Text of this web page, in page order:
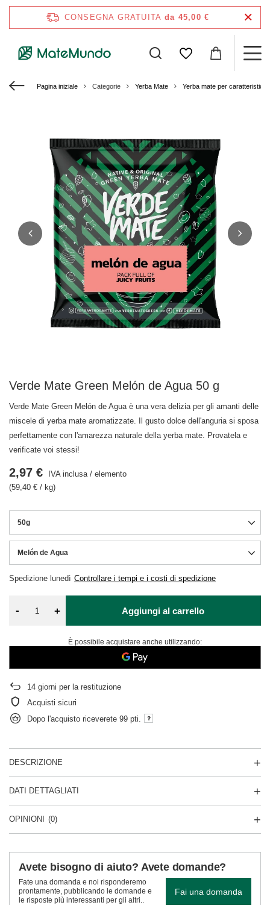
CONSEGNA GRATUITA da 45,00 €
Pagina iniziale Categorie Yerba Mate Yerba mate per caratteristiche
Verde Mate Green Melón de Agua 50 g
Verde Mate Green Melón de Agua è una vera delizia per gli amanti delle
miscele di yerba mate aromatizzate. Il gusto dolce dell'anguria si sposa
perfettamente con l'amarezza naturale della yerba mate. Provatela e
verificate voi stessi!
50g
Melón de Agua
Spedizione lunedì Controllare i tempi e i costi di spedizione
2,97 € IVA inclusa/ elemento
(59,40 € / kg)
- + Aggiungi al carrello
È possibile acquistare anche utilizzando:
14 giorni per la restituzione
Acquisti sicuri
Dopo l'acquisto riceverete 99 pti.
DESCRIZIONE
DATI DETTAGLIATI
OPINIONI (0)
Avete bisogno di aiuto? Avete domande?
Fate una domanda e noi risponderemo
prontamente, pubblicando le domande e
le risposte più interessanti per gli altri..
Fai una domanda